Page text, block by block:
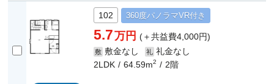
102 360度パノラマVR付き
5.7万円(＋共益費4,000円)
敷 敷金なし 礼 礼金なし
2LDK
64.59m2 2階